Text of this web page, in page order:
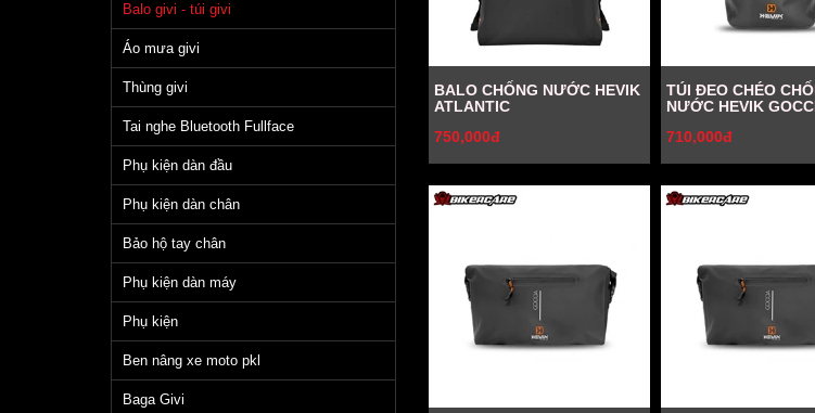
BALO CHỐNG NƯỚC HEVIK
ATLANTIC
750,000đ
TÚI ĐEO CHÉO
NƯỚC HEVIK
710,000đ
Balo givi - túi givi
Áo mưa givi
Thùng givi
Tai nghe Bluetooth Fullface
Phụ kiện dàn đầu
Phụ kiện dàn chân
Bảo hộ tay chân
Phụ kiện dàn máy
Phụ kiện
Ben nâng xe moto pkl
Baga Givi